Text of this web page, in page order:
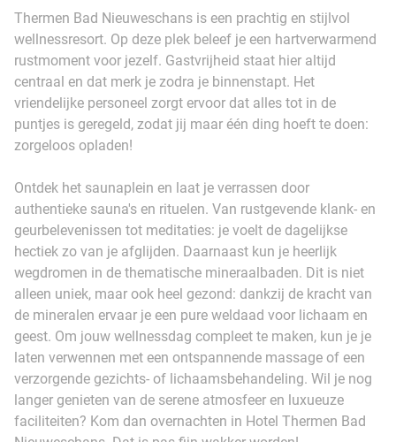
Thermen Bad Nieuweschans is een prachtig en stijlvol
wellnessresort. Op deze plek beleef je een hartverwarmend
rustmoment voor jezelf. Gastvrijheid staat hier altijd
centraal en dat merk je zodra je binnenstapt. Het
vriendelijke personeel zorgt ervoor dat alles tot in de
puntjes is geregeld, zodat jij maar één ding hoeft te doen:
zorgeloos opladen!
Ontdek het saunaplein en laat je verrassen door
authentieke sauna's en rituelen. Van rustgevende klank- en
geurbelevenissen tot meditaties: je voelt de dagelijkse
hectiek zo van je afglijden. Daarnaast kun je heerlijk
wegdromen in de thematische mineraalbaden. Dit is niet
alleen uniek, maar ook heel gezond: dankzij de kracht van
de mineralen ervaar je een pure weldaad voor lichaam en
geest. Om jouw wellnessdag compleet te maken, kun je je
laten verwennen met een ontspannende massage of een
verzorgende gezichts- of lichaamsbehandeling. Wil je nog
langer genieten van de serene atmosfeer en luxueuze
faciliteiten? Kom dan overnachten in Hotel Thermen Bad